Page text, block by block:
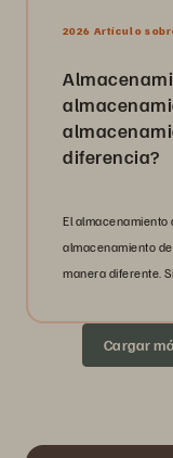
2026 Artículo
diferencia?
El almacenamiento
almacenamiento
manera diferente.
Cargar